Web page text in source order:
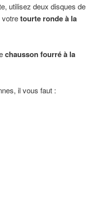
utilisez deux disques de
votretourte ronde à la
chausson fourré à la
il vous faut :